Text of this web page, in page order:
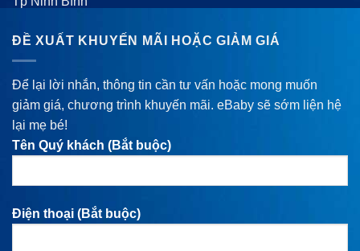
ĐỀ XUẤT KHUYẾN MÃI HOẶC GIẢM GIÁ
Để lại lời nhắn, thông tin cần tư vấn hoặc mong muốn
giảm giá, chương trình khuyến mãi. eBaby sẽ sớm liện hệ
lại mẹ bé!
Tên Quý khách (Bắt buộc)
Điện thoại (Bắt buộc)